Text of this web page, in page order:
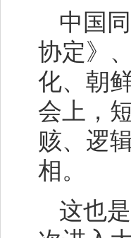
中国
协定》
化、朝
会上，
赅、逻
相。
这也